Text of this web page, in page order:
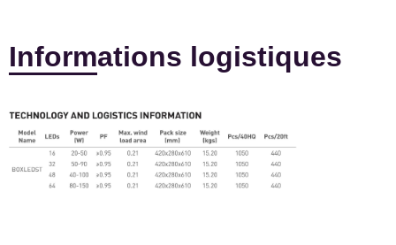
Informations logistiques